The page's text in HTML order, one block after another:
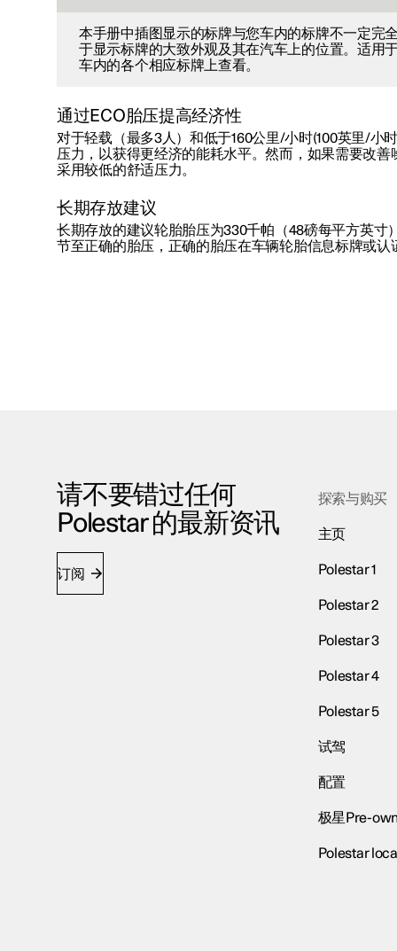
本手册中插图显示的标牌与您车内的标牌不一定完
于显示标牌的大致外观及其在汽车上的位置。适用
车内的各个相应标牌上查看。
通过ECO胎压提高经济性
对于轻载（最多3人）和低于160公里/小时(100英里/小
压力，以获得更经济的能耗水平。然而，如果需要改善
采用较低的舒适压力。
长期存放建议
长期存放的建议轮胎胎压为330千帕（48磅每平方英寸
节至正确的胎压，正确的胎压在车辆轮胎信息标牌或认
请不要错过任何
Polestar 的最新资讯
订阅
探索与购买
主页
Polestar 1
Polestar 2
Polestar 3
Polestar 4
Polestar 5
试驾
配置
极星Pre-
Polestar